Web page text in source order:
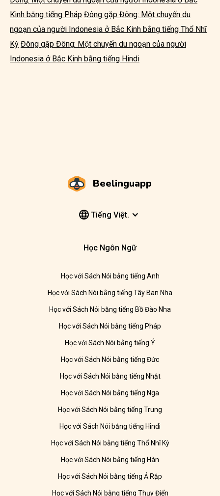
Kinh bằng tiếng Pháp Đông gặp Đông: Một chuyến du
ngoạn của người Indonesia ở Bắc Kinh bằng tiếng Thổ Nhĩ
Kỳ Đông gặp Đông: Một chuyến du ngoạn của người
Indonesia ở Bắc Kinh bằng tiếng Hindi
Beelinguapp
Tiếng Việt.
Học Ngôn Ngữ
Học với Sách Nói bằng tiếng Anh
Học với Sách Nói bằng tiếng Tây Ban Nha
Học với Sách Nói bằng tiếng Bồ Đào Nha
Học với Sách Nói bằng tiếng Pháp
Học với Sách Nói bằng tiếng Ý
Học với Sách Nói bằng tiếng Đức
Học với Sách Nói bằng tiếng Nhật
Học với Sách Nói bằng tiếng Nga
Học với Sách Nói bằng tiếng Trung
Học với Sách Nói bằng tiếng Hindi
Học với Sách Nói bằng tiếng Thổ Nhĩ Kỳ
Học với Sách Nói bằng tiếng Hàn
Học với Sách Nói bằng tiếng Ả Rập
Học với Sách Nói bằng tiếng Thụy Điển